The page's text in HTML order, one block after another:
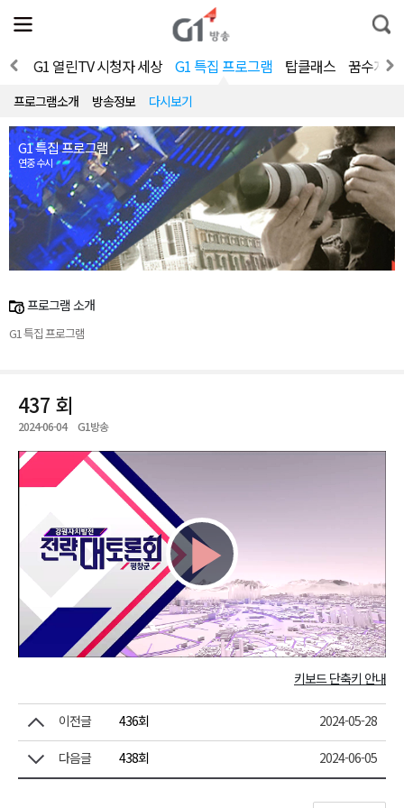
전
체
뉴
열
통
합
색
셜 G1 열린TV 시청자 세상 G1 특집 프로그램 탑클래스 꿈수저들
프로그램소개 방송정보 다시보기
G1 특집 프로그램
연중 수시
프로그램 소개
G1 특집 프로그램
437 회
2024-06-04 G1방송
Play
Video키보드 단축키 안내
이전글 436회 2024-05-28
다음글 438회 2024-06-05